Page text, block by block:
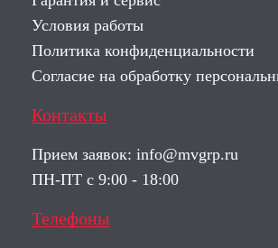
Условия работы
Политика конфиденциальности
Согласие на обработку
Контакты
Прием заявок: info@mvgrp.ru
ПН-ПТ с 9:00 - 18:00
Телефоны